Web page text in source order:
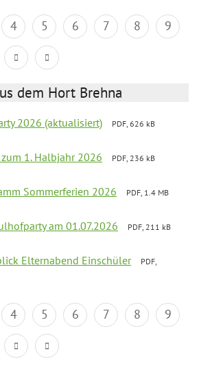
4 5 6 7 8
9
dem Hort Brehna
2026 (aktualisiert)
PDF, 626 kB
1. Halbjahr 2026
PDF, 236 kB
Sommerferien 2026
PDF, 1.4 MB
am 01.07.2026
PDF, 211 kB
Elternabend Einschüler
PDF,
4 5 6 7 8
9